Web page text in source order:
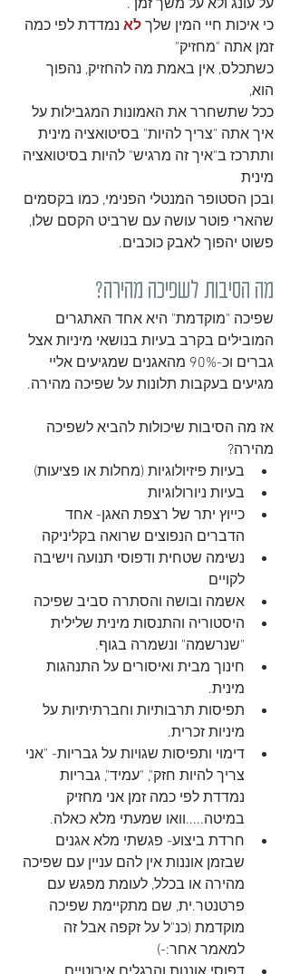
על עונג ולא על משך זמן .
כי איכות חיי המין שלך לא נמדדת לפי כמה
זמן אתה "מחזיק"
כשתכלס, אין באמת מה להחזיק, נהפוך
הוא,
ככל שתשחרר את האמונות המגבילות על
איך אתה "צריך להיות" בסיטואציה מינית
ותתרכז ב"איך זה מרגיש" להיות בסיטואציה
מינית
ובכן הסטופר המנטלי הפנימי, כמו בקסמים
שהארי פוטר עושה עם שרביט הקסם שלו,
פשוט יהפוך לאבק כוכבים.
מה הסיבות לשפיכה מהירה?
שפיכה "מוקדמת" היא אחד האתגרים
המובילים בקרב בעיות בנושאי מיניות אצל
גברים וכ-90% מהאגנים שמגיעים אליי
מגיעים בעקבות תלונות על שפיכה מהירה.
אז מה הסיבות שיכולות להביא לשפיכה
מהירה?
בעיות פיזיולוגיות (מחלות או פציעות)
בעיות ניורולוגיות
כייוץ יתר של רצפת האגן- אחד
הדברים הנפוצים שרואה בקליניקה
נשימה שטחית ודפוסי תנועה וישיבה
לקויים
אשמה ובושה והסתרה סביב שפיכה
היסטוריה והתנסות מינית שלילית
"שנרשמה" ונשמרה בגוף.
חינוך מבית ואיסורים על התנהגות
מינית.
תפיסות תרבותיות וחברתיתיות על
מיניות זכרית.
דימוי ותפיסות שגויות על גבריות- "אני
צריך להיות חזק", "עמיד", גבריות
נמדדת לפי כמה זמן אני מחזיק
במיטה.....וואו שמעתי מלא כאלה.
חרדת ביצוע- פגשתי מלא אגנים
שבזמן אוננות אין להם עניין עם שפיכה
מהירה או בכלל, לעומת מפגש עם
פרטנטר.ית, שם מתקיימת שפיכה
מוקדמת (כנ"ל על זקפה אבל זה
למאמר אחר:-)